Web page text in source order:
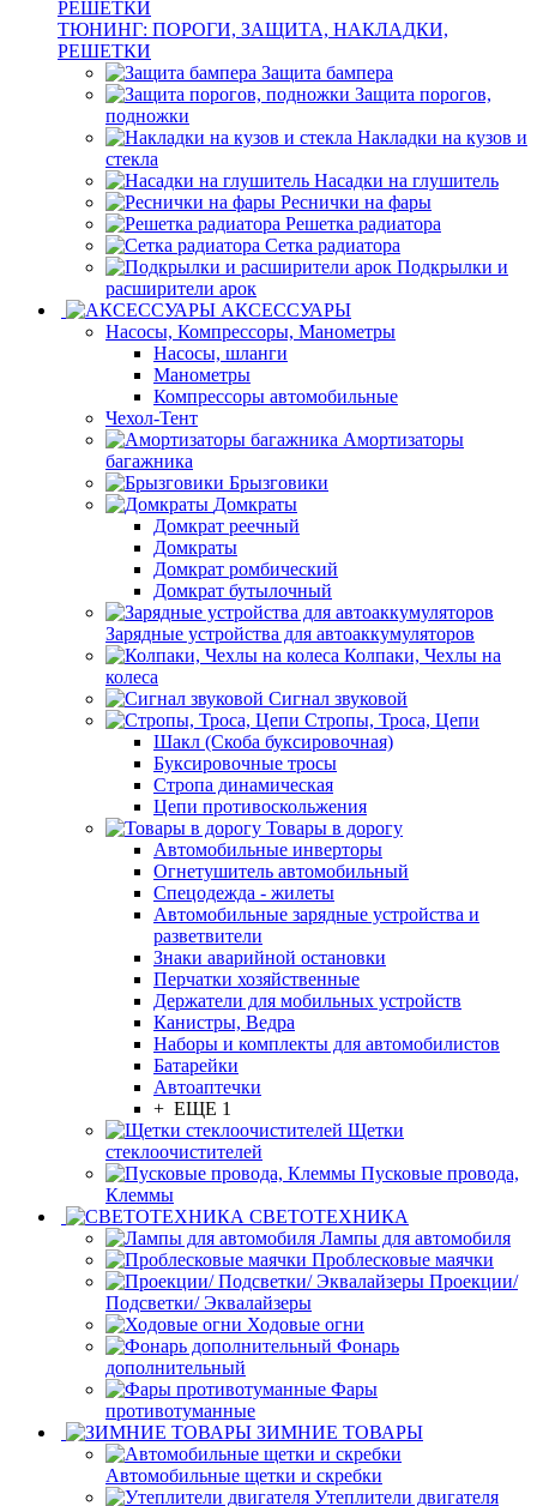
ТЮНИНГ: ПОРОГИ, ЗАЩИТА, НАКЛАДКИ,
РЕШЕТКИ
Защита бампера
Защита порогов,
подножки
Накладки на кузов и
стекла
Насадки на глушитель
Реснички на фары
Решетка радиатора
Сетка радиатора
Подкрылки и
расширители арок
АКСЕССУАРЫ
Насосы, Компрессоры, Манометры
Насосы, шланги
Манометры
Компрессоры автомобильные
Чехол-Тент
Амортизаторы
багажника
Брызговики
Домкраты
Домкрат реечный
Домкраты
Домкрат ромбический
Домкрат бутылочный
Зарядные устройства для автоаккумуляторов
Колпаки, Чехлы на
колеса
Сигнал звуковой
Стропы, Троса, Цепи
Шакл (Скоба буксировочная)
Буксировочные тросы
Стропа динамическая
Цепи противоскольжения
Товары в дорогу
Автомобильные инверторы
Огнетушитель автомобильный
Спецодежда - жилеты
Автомобильные зарядные устройства и
разветвители
Знаки аварийной остановки
Перчатки хозяйственные
Держатели для мобильных устройств
Канистры, Ведра
Наборы и комплекты для автомобилистов
Батарейки
Автоаптечки
+ ЕЩЕ 1
Щетки
стеклоочистителей
Пусковые провода,
Клеммы
СВЕТОТЕХНИКА
Лампы для автомобиля
Проблесковые маячки
Проекции/
Подсветки/ Эквалайзеры
Ходовые огни
Фонарь
дополнительный
Фары
противотуманные
ЗИМНИЕ ТОВАРЫ
Автомобильные щетки и скребки
Утеплители двигателя